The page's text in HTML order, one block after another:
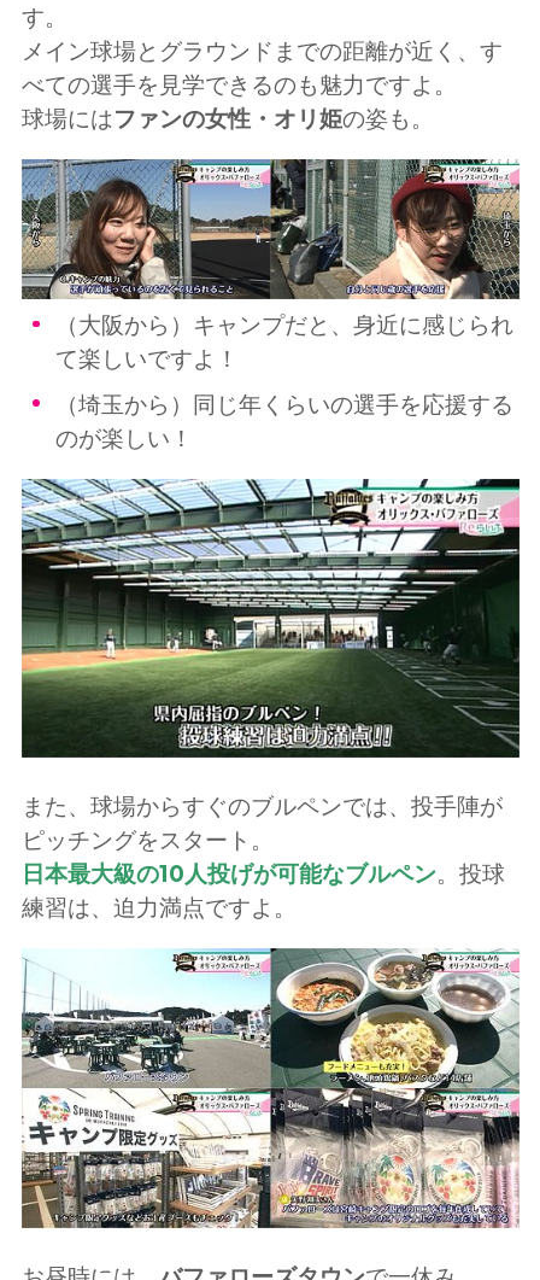
す。
メイン球場とグラウンドまでの距離が近く、す
べての選手を見学できるのも魅力ですよ。
球場にはファンの女性・オリ姫の姿も。
（大阪から）キャンプだと、身近に感じられ
て楽しいですよ！
（埼玉から）同じ年くらいの選手を応援する
のが楽しい！
また、球場からすぐのブルペンでは、投手陣が
ピッチングをスタート。
日本最大級の10人投げが可能なブルペン。投球
練習は、迫力満点ですよ。